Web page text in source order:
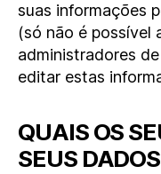
suas informações
(só não é possível
administradores
editar estas
QUAIS OS
SEUS DADOS